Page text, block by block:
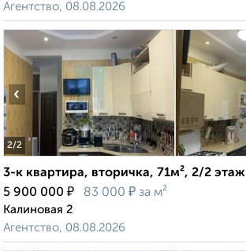
Агентство, 08.08.2026
2/2
‹
3-к квартира, вторичка, 71м², 2/2 этаж
5 900 000 ₽ 83 000 ₽ за м²
Калиновая 2
Агентство, 08.08.2026